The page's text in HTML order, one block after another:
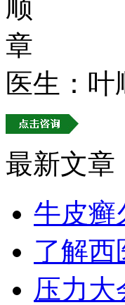
医生：叶
最新文章
牛皮癣
了解西
压力大